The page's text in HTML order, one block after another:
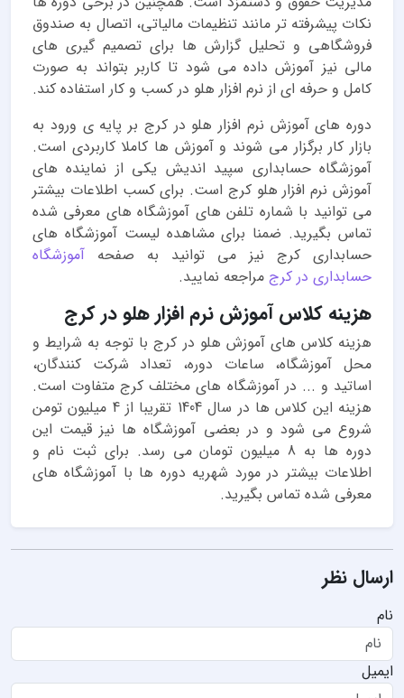
نکات پیشرفته تر مانند تنظیمات مالیاتی، اتصال به صندوق
فروشگاهی و تحلیل گزارش ها برای تصمیم گیری های
مالی نیز آموزش داده می شود تا کاربر بتواند به صورت
کامل و حرفه ای از نرم افزار هلو در کسب و کار استفاده کند.
دوره های آموزش نرم افزار هلو در کرج بر پایه ی ورود به
بازار کار برگزار می شوند و آموزش ها کاملا کاربردی است.
آموزشگاه حسابداری سپید اندیش یکی از نماینده های
آموزش نرم افزار هلو کرج است. برای کسب اطلاعات بیشتر
می توانید با شماره تلفن های آموزشگاه های معرفی شده
تماس بگیرید. ضمنا برای مشاهده لیست آموزشگاه های
حسابداری کرج نیز می توانید به صفحه آموزشگاه
حسابداری در کرج مراجعه نمایید.
هزینه کلاس آموزش نرم افزار هلو در کرج
هزینه کلاس های آموزش هلو در کرج با توجه به شرایط و
محل آموزشگاه، ساعات دوره، تعداد شرکت کنندگان،
اساتید و ... در آموزشگاه های مختلف کرج متفاوت است.
هزینه این کلاس ها در سال 1404 تقریبا از 4 میلیون تومن
شروع می شود و در بعضی آموزشگاه ها نیز قیمت این
دوره ها به 8 میلیون تومان می رسد. برای ثبت نام و
اطلاعات بیشتر در مورد شهریه دوره ها با آموزشگاه های
معرفی شده تماس بگیرید.
ارسال نظر
نام
ایمیل